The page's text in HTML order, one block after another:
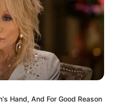
Hand, And For Good Reason